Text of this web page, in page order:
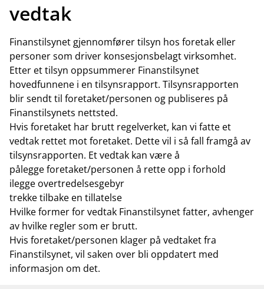
vedtak
Finanstilsynet gjennomfører tilsyn hos foretak eller
personer som driver konsesjonsbelagt virksomhet.
Etter et tilsyn oppsummerer Finanstilsynet
hovedfunnene i en tilsynsrapport. Tilsynsrapporten
blir sendt til foretaket/personen og publiseres på
Finanstilsynets nettsted.
Hvis foretaket har brutt regelverket, kan vi fatte et
vedtak rettet mot foretaket. Dette vil i så fall framgå av
tilsynsrapporten. Et vedtak kan være å
pålegge foretaket/personen å rette opp i forhold
ilegge overtredelsesgebyr
trekke tilbake en tillatelse
Hvilke former for vedtak Finanstilsynet fatter, avhenger
av hvilke regler som er brutt.
Hvis foretaket/personen klager på vedtaket fra
Finanstilsynet, vil saken over bli oppdatert med
informasjon om det.